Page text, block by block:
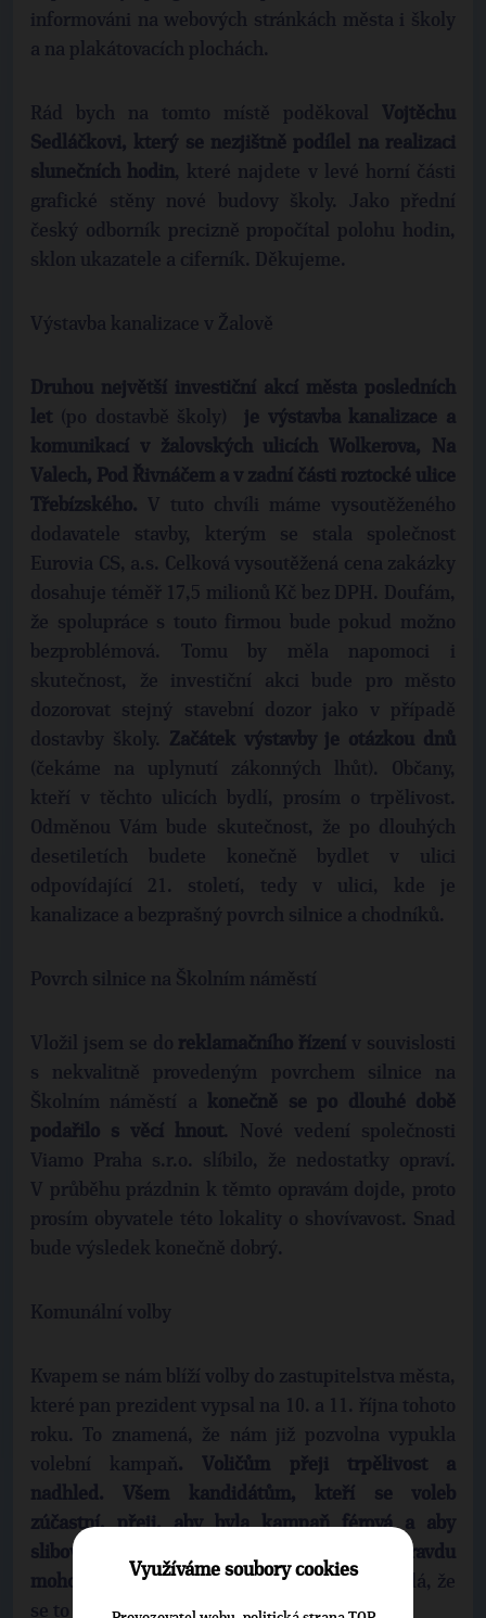
informováni na webových stránkách města i školy
a na plakátovacích plochách.
Rád bych na tomto místě poděkoval
Vojtěchu
Sedláčkovi, který se nezjištně podílel na realizaci
slunečních hodin, které najdete v levé horní části
grafické stěny nové budovy školy. Jako přední
český odborník precizně propočítal polohu hodin,
sklon ukazatele a ciferník. Děkujeme.
Výstavba kanalizace v Žalově
Druhou největší investiční akcí města posledních
let (po dostavbě školy)
je výstavba kanalizace a
komunikací v žalovských ulicích Wolkerova, Na
Valech, Pod Řivnáčem a v zadní části roztocké ulice
Třebízského. V tuto chvíli máme vysoutěženého
dodavatele stavby, kterým se stala společnost
Eurovia CS, a.s. Celková vysoutěžená cena zakázky
dosahuje téměř 17,5 milionů Kč bez DPH. Doufám,
že spolupráce s touto firmou bude pokud možno
bezproblémová. Tomu by měla napomoci i
skutečnost, že investiční akci bude pro město
dozorovat stejný stavební dozor jako v případě
dostavby školy. Začátek výstavby je otázkou dnů
(čekáme na uplynutí zákonných lhůt). Občany,
kteří v těchto ulicích bydlí, prosím o trpělivost.
Odměnou Vám bude skutečnost, že po dlouhých
desetiletích budete konečně bydlet v ulici
odpovídající 21. století, tedy v ulici, kde je
kanalizace a bezprašný povrch silnice a chodníků.
Povrch silnice na Školním náměstí
Vložil jsem se do reklamačního řízení v souvislosti
s nekvalitně provedeným povrchem silnice na
Školním náměstí a
konečně se po dlouhé době
podařilo s věcí hnout. Nové vedení společnosti
Viamo Praha s.r.o. slíbilo, že nedostatky opraví.
V průběhu prázdnin k těmto opravám dojde, proto
prosím obyvatele této lokality o shovívavost. Snad
bude výsledek konečně dobrý.
Komunální volby
Kvapem se nám blíží volby do zastupitelstva města,
které pan prezident vypsal na 10. a 11. října tohoto
roku. To znamená, že nám již pozvolna vypukla
volební kampaň. Voličům přeji trpělivost a
nadhled. Všem kandidátům, kteří se voleb
zúčastní, přeji, aby byla kampaň férová a aby
slibovali ideálně jen takové věci, které opravdu
mohou splnit (dle minulého Odrazu se však zdá, že
se to všem nepodaří).
Využíváme soubory cookies